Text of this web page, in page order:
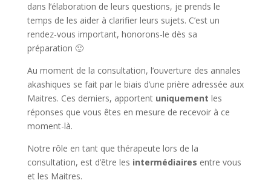
dans l’élaboration de leurs questions, je prends le
temps de les aider à clarifier leurs sujets. C’est un
rendez-vous important, honorons-le dès sa
préparation 🙂
Au moment de la consultation, l’ouverture des annales
akashiques se fait par le biais d’une prière adressée aux
Maitres. Ces derniers, apportent uniquement les
réponses que vous êtes en mesure de recevoir à ce
moment-là.
Notre rôle en tant que thérapeute lors de la
consultation, est d’être les intermédiaires entre vous
et les Maitres.